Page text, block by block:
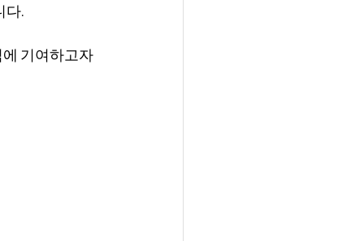
다.
기여하고자